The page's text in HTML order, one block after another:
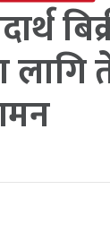
लागि